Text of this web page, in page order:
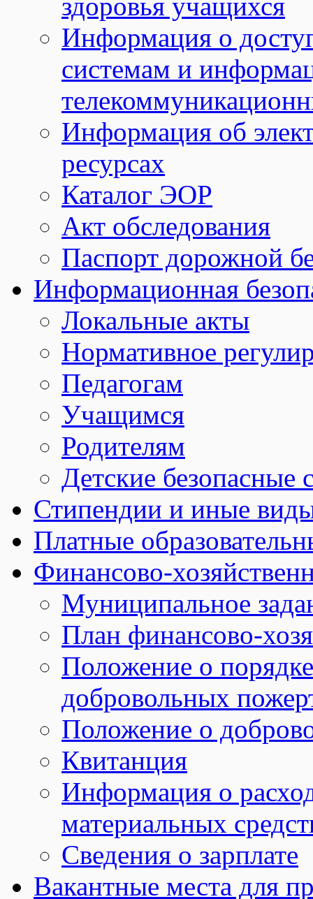
здоровья учащихся
Информация о
системам и
Информация об
ресурсах
Каталог ЭОР
Акт обследования
Паспорт дорожной
Информационная
Локальные акты
Нормативное
Педагогам
Учащимся
Родителям
Детские безопасные
Стипендии и иные
Платные
Финансово-
Муниципальное
План финансово-
Положение о
добровольных
Положение о
Квитанция
Информация о
материальных
Сведения о зарплате
Вакантные места для